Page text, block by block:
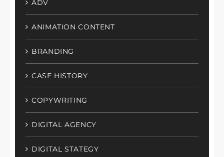
ADV
ANIMATION CONTENT
BRANDING
CASE HISTORY
COPYWRITING
DIGITAL AGENCY
DIGITAL STATEGY